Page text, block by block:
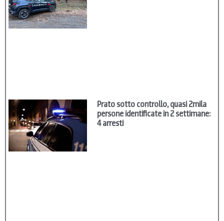
Prato sotto controllo, quasi 2mila
persone identificate in 2 settimane:
4 arresti